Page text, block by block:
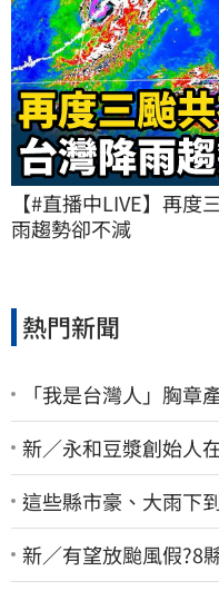
【#直播中LIVE】再
雨趨勢卻不減
熱門新聞
「我是台灣人」胸
新／永和豆漿創始人
這些縣市豪、大雨下
新／有望放颱風假?8